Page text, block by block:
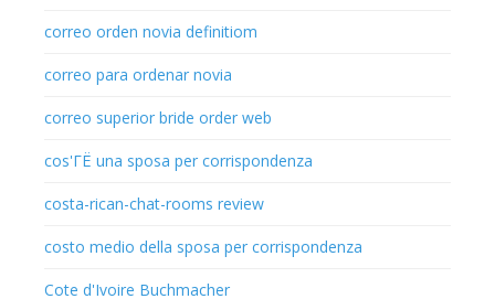
correo orden novia definitiom
correo para ordenar novia
correo superior bride order web
cos'ГЁ una sposa per corrispondenza
costa-rican-chat-rooms review
costo medio della sposa per corrispondenza
Cote d'Ivoire Buchmacher